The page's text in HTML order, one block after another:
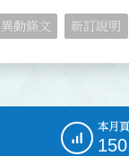
異動條文 新訂說明
本月